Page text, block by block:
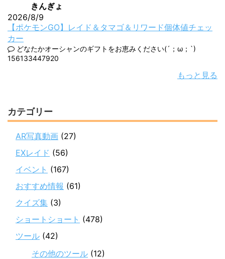
きんぎょ
2026/8/9
【ポケモンGO】レイド＆タマゴ＆リワード個体値チェッ
カー
どなたかオーシャンのギフトをお恵みください(´；ω；`)
156133447920
もっと見る
カテゴリー
AR写真動画 (27)
EXレイド (56)
イベント (167)
おすすめ情報 (61)
クイズ集 (3)
ショートショート (478)
ツール (42)
その他のツール (12)